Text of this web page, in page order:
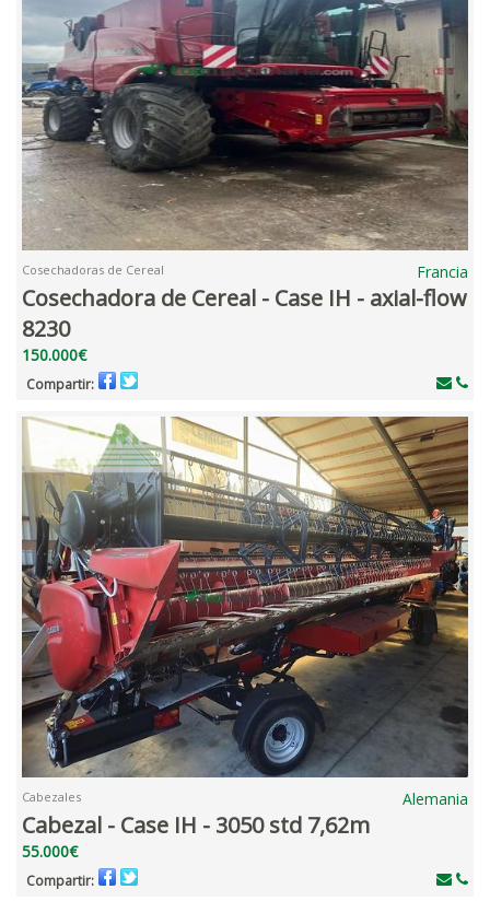
Cosechadoras de Cereal Francia
Cosechadora de Cereal - Case IH - axial-flow
8230
150.000€
Compartir:
Cabezales Alemania
Cabezal - Case IH - 3050 std 7,62m
55.000€
Compartir: